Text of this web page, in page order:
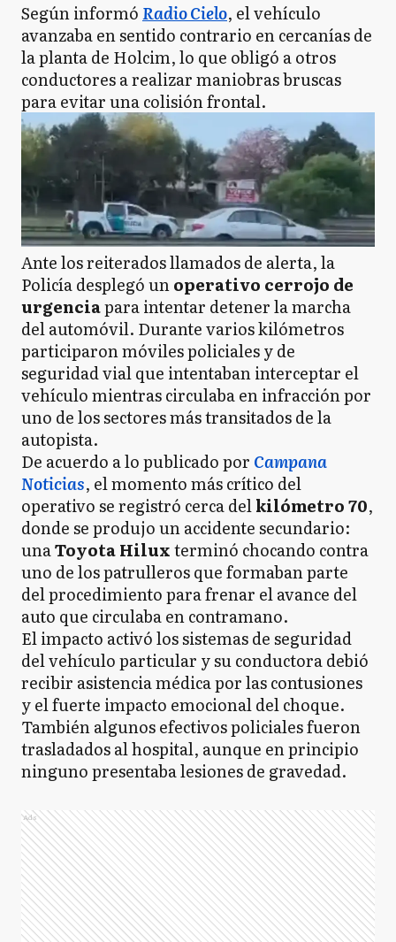
Según informóRadio Cielo, el vehículo
avanzaba en sentido contrario en cercanías de
la planta de Holcim, lo que obligó a otros
conductores a realizar maniobras bruscas
para evitar una colisión frontal.
Ante los reiterados llamados de alerta, la
Policía desplegó unoperativo cerrojo de
urgenciapara intentar detener la marcha
del automóvil. Durante varios kilómetros
participaron móviles policiales y de
seguridad vial que intentaban interceptar el
vehículo mientras circulaba en infracción por
uno de los sectores más transitados de la
autopista.
De acuerdo a lo publicado por Campana
Noticias, el momento más crítico del
operativo se registró cerca delkilómetro 70,
donde se produjo un accidente secundario:
unaToyota Hiluxterminó chocando contra
uno de los patrulleros que formaban parte
del procedimiento para frenar el avance del
auto que circulaba en contramano.
El impacto activó los sistemas de seguridad
del vehículo particular y su conductora debió
recibir asistencia médica por las contusiones
y el fuerte impacto emocional del choque.
También algunos efectivos policiales fueron
trasladados al hospital, aunque en principio
ninguno presentaba lesiones de gravedad.
Ads